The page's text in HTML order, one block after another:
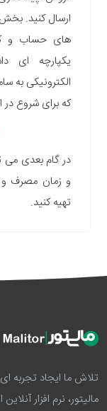
ارسال کنید.
های حساب و
یکپارچه ای
الکترونیکی به
که برای شروع در
در گام بعدی
و زمان مصرف و
تهیه کنید.
تلاش ما ایجاد تجربه
مالیتور، نرم افزار